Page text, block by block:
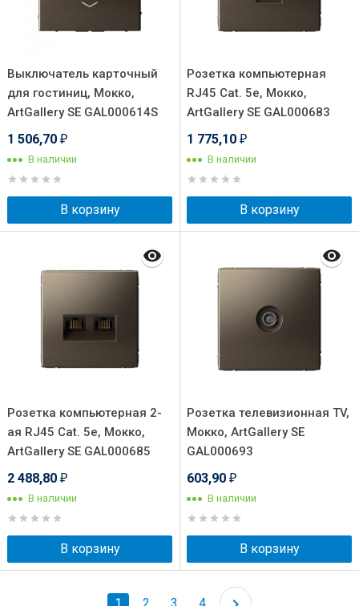
Выключатель карточный
для гостиниц, Мокко,
ArtGallery SE GAL000614S
1 506,70 ₽
В наличии
В корзину
Розетка компьютерная
RJ45 Cat. 5e, Мокко,
ArtGallery SE GAL000683
1 775,10 ₽
В наличии
В корзину
Розетка компьютерная 2-
ая RJ45 Cat. 5e, Мокко,
ArtGallery SE GAL000685
2 488,80 ₽
В наличии
В корзину
Розетка телевизионная TV,
Мокко, ArtGallery SE
GAL000693
603,90 ₽
В наличии
В корзину